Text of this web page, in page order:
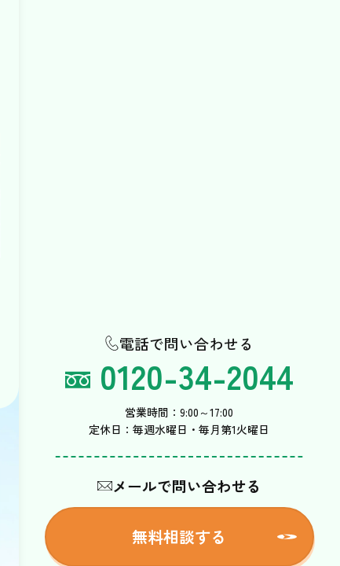
電話で問い合わせる
0120-34-2044
営業時間：9:00～17:00
定休日：毎週水曜日・毎月第1火曜日
メールで問い合わせる
無料相談する